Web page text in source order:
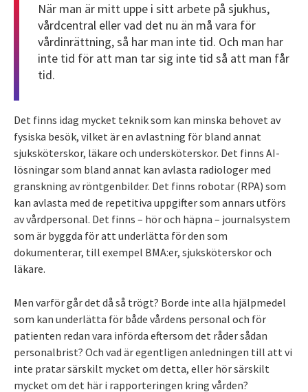
När man är mitt uppe i sitt arbete på sjukhus,
vårdcentral eller vad det nu än må vara för
vårdinrättning, så har man inte tid. Och man har
inte tid för att man tar sig inte tid så att man får
tid.
Det finns idag mycket teknik som kan minska behovet av
fysiska besök, vilket är en avlastning för bland annat
sjuksköterskor, läkare och undersköterskor. Det finns AI-
lösningar som bland annat kan avlasta radiologer med
granskning av röntgenbilder. Det finns robotar (RPA) som
kan avlasta med de repetitiva uppgifter som annars utförs
av vårdpersonal. Det finns – hör och häpna – journalsystem
som är byggda för att underlätta för den som
dokumenterar, till exempel BMA:er, sjuksköterskor och
läkare.
Men varför går det då så trögt? Borde inte alla hjälpmedel
som kan underlätta för både vårdens personal och för
patienten redan vara införda eftersom det råder sådan
personalbrist? Och vad är egentligen anledningen till att vi
inte pratar särskilt mycket om detta, eller hör särskilt
mycket om det här i rapporteringen kring vården?